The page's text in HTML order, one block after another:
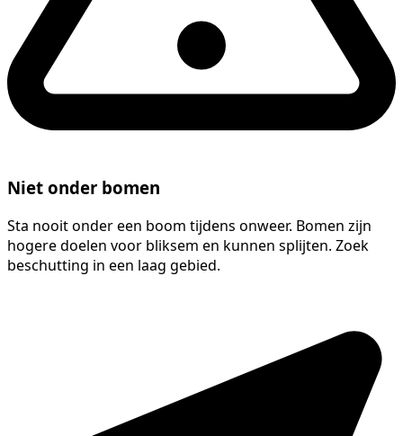
Niet onder bomen
Sta nooit onder een boom tijdens onweer. Bomen zijn
hogere doelen voor bliksem en kunnen splijten. Zoek
beschutting in een laag gebied.